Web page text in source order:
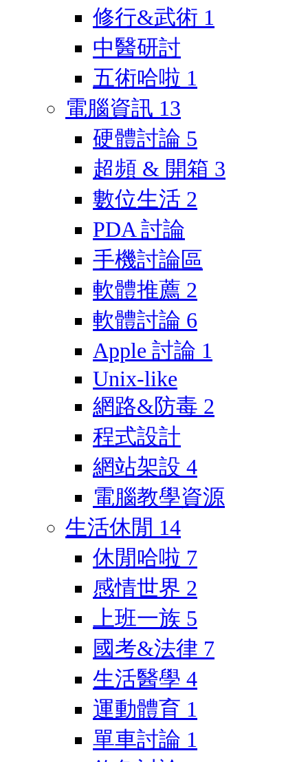
修行&武術 1
中醫研討
五術哈啦 1
電腦資訊 13
硬體討論 5
超頻 & 開箱 3
數位生活 2
PDA 討論
手機討論區
軟體推薦 2
軟體討論 6
Apple 討論 1
Unix-like
網路&防毒 2
程式設計
網站架設 4
電腦教學資源
生活休閒 14
休閒哈啦 7
感情世界 2
上班一族 5
國考&法律 7
生活醫學 4
運動體育 1
單車討論 1